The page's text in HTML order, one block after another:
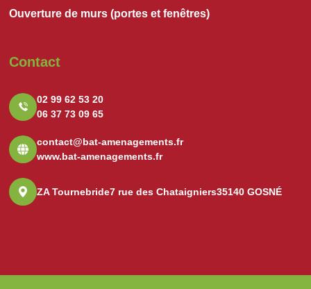
Ouverture de murs (portes et fenêtres)
Contact
02 99 62 53 20
06 37 73 09 65
contact@bat-amenagements.fr
www.bat-amenagements.fr
ZA Tournebride7 rue des Chataigniers35140 GOSNÉ